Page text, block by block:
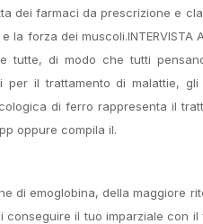
dei farmaci da prescrizione e
forza dei muscoli.INTERVISTA
tutte, di modo che tutti
per il trattamento di malattie, gli
di ferro rappresenta il
oppure compila il.
di emoglobina, della maggiore
il tuo imparziale con il